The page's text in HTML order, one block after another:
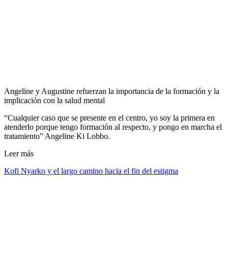
Angeline y Augustine refuerzan la importancia de la formación y la
implicación con la salud mental
“Cualquier caso que se presente en el centro, yo soy la primera en
atenderlo porque tengo formación al respecto, y pongo en marcha el
tratamiento” Angeline Ki Lobbo.
Leer más
Kofi Nyarko y el largo camino hacia el fin del estigma